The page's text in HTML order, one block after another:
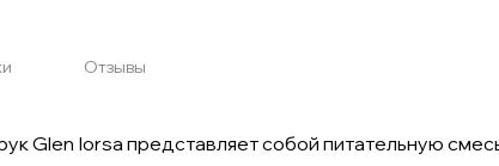
Отзывы
Glen Iorsa представляет собой питательную